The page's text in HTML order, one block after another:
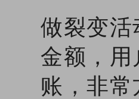
做裂变
金额，
账，非